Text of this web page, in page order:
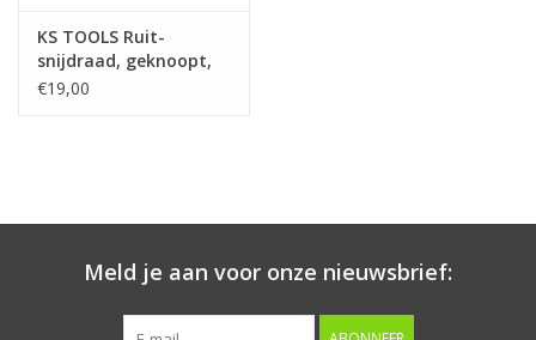
Luchtgereedschap
KS TOOLS Ruit-
snijdraad, geknoopt,
25 m - 140.2641
€19,00
Meld je aan voor onze nieuwsbrief: